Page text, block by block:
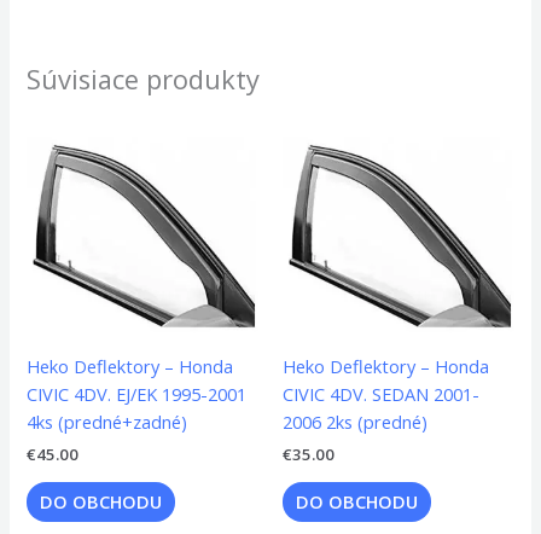
Súvisiace produkty
Heko Deflektory – Honda
CIVIC 4DV. EJ/EK 1995-2001
4ks (predné+zadné)
€45.00
DO OBCHODU
Heko Deflektory – Honda
CIVIC 4DV. SEDAN 2001-
2006 2ks (predné)
€35.00
DO OBCHODU